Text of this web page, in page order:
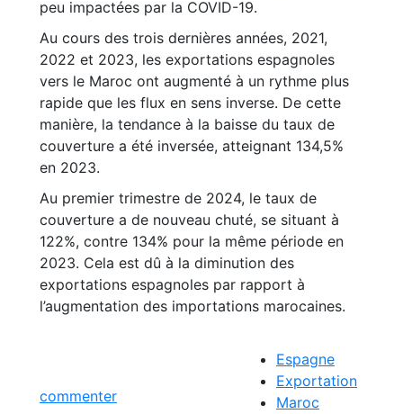
peu impactées par la COVID-19.
Au cours des trois dernières années, 2021,
2022 et 2023, les exportations espagnoles
vers le Maroc ont augmenté à un rythme plus
rapide que les flux en sens inverse. De cette
manière, la tendance à la baisse du taux de
couverture a été inversée, atteignant 134,5%
en 2023.
Au premier trimestre de 2024, le taux de
couverture a de nouveau chuté, se situant à
122%, contre 134% pour la même période en
2023. Cela est dû à la diminution des
exportations espagnoles par rapport à
l’augmentation des importations marocaines.
commenter
Espagne
Exportation
Maroc